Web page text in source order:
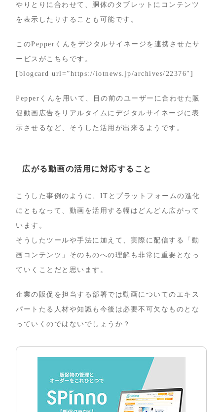
やりとりに合わせて、胴体のタブレットにコンテンツ
を表示したりすることも可能です。
このPepperくんをデジタルサイネージを連携させたサ
ービスがこちらです。
[blogcard url=”https://iotnews.jp/archives/22376″]
Pepperくんを用いて、目の前のユーザーに合わせた販
促動画広告をリアルタイムにデジタルサイネージに表
示させるなど、そうした活用が出来るようです。
広がる動画の活用に対応すること
こうした事例のように、ITとプラットフォームの進化
にともなって、動画を活用する幅はどんどん広がって
います。
そうしたツールや手法に加えて、実際に配信する「動
画コンテンツ」そのものへの理解も非常に重要となっ
ていくことだと思います。
企業の販促を担当する部署では動画についてのエキス
パートたる人材や知識も今後は必要不可欠なものとな
っていくのではないでしょうか？